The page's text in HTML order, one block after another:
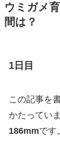
ウミガメ
間は？
1日目
この記事を
かたってい
186mmです